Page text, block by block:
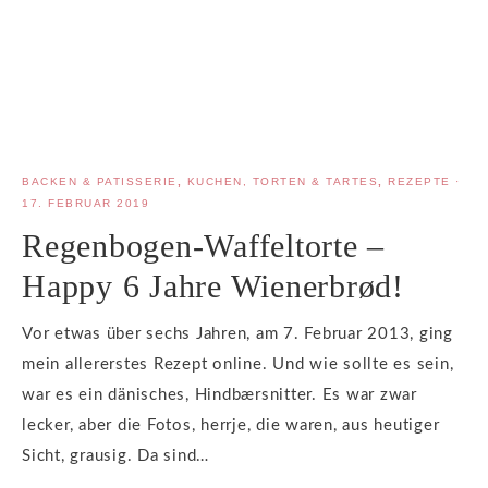
BACKEN & PATISSERIE, KUCHEN, TORTEN & TARTES, REZEPTE
·
17. FEBRUAR 2019
Regenbogen-Waffeltorte –
Happy 6 Jahre Wienerbrød!
Vor etwas über sechs Jahren, am 7. Februar 2013, ging
mein allererstes Rezept online. Und wie sollte es sein,
war es ein dänisches, Hindbærsnitter. Es war zwar
lecker, aber die Fotos, herrje, die waren, aus heutiger
Sicht, grausig. Da sind…